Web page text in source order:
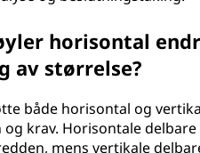
horisontal
av størrelse?
både horisontal og
og krav. Horisontale
mens vertikale